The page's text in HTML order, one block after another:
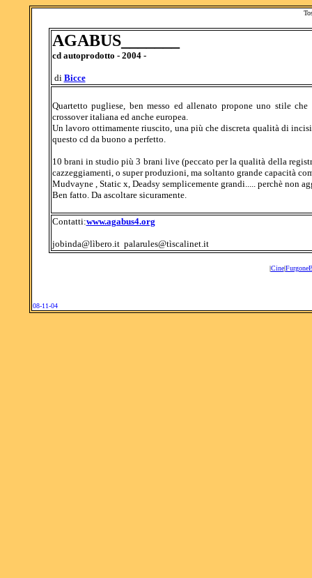
AGABUS_______
cd autoprodotto - 2004 -
di Bicce
Quartetto pugliese, ben messo ed allenato propone uno stile
crossover italiana ed anche europea.
Un lavoro ottimamente riuscito, una più che discreta qualità di
questo cd da buono a perfetto.
10 brani in studio più 3 brani live (peccato per la qualità della
cazzeggiamenti, o super produzioni, ma soltanto grande capacità
Mudvayne , Static x, Deadsy semplicemente grandi..... perchè non
Ben fatto. Da ascoltare sicuramente.
Contatti:www.agabus4.org
jobinda@lìbero.it palarules@tìscalinet.it
|Cine|
08-11-04